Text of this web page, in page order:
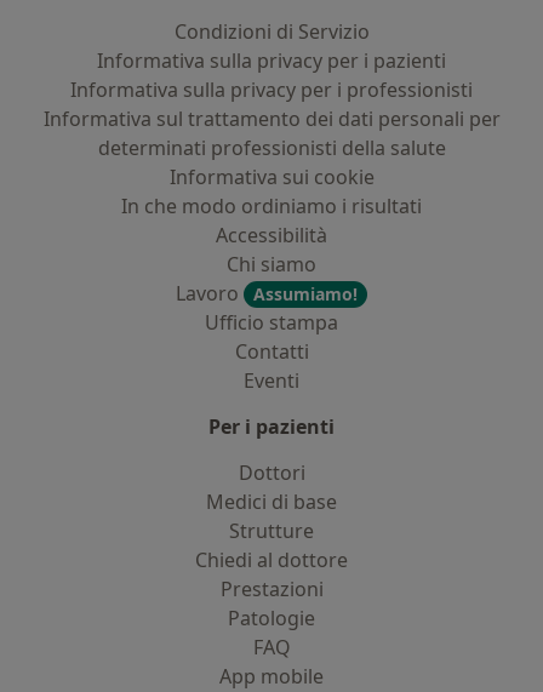
Condizioni di Servizio
Informativa sulla privacy per i pazienti
Informativa sulla privacy per i professionisti
Informativa sul trattamento dei dati personali per
determinati professionisti della salute
Informativa sui cookie
In che modo ordiniamo i risultati
Accessibilità
Chi siamo
Lavoro
Assumiamo!
Ufficio stampa
Contatti
Eventi
Per i pazienti
Dottori
Medici di base
Strutture
Chiedi al dottore
Prestazioni
Patologie
FAQ
App mobile